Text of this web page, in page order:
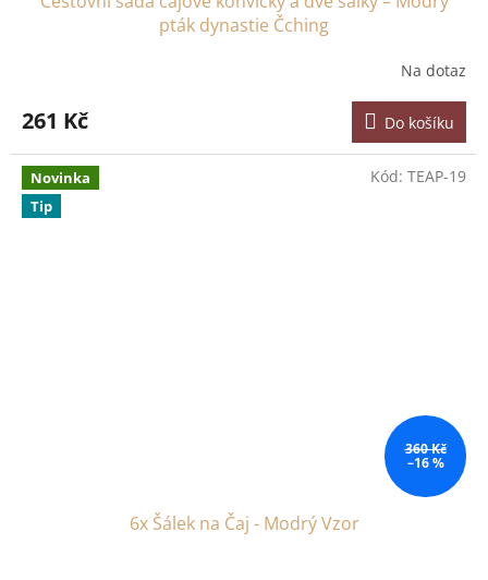
pták dynastie Čching
Na dotaz
261 Kč Do košíku
Novinka
Tip
360 Kč
–16 %
6x Šálek na Čaj - Modrý Vzor
Kód: TEAP-19